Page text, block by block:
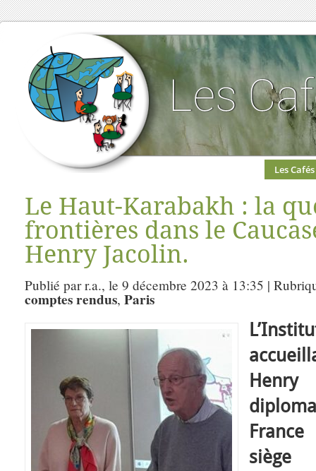
Les Cafés
Le Haut-Karabakh : la
frontières dans le
Henry Jacolin.
Publié par r.a., le 9 décembre 2023 à 13:35 |
comptes rendus, Paris